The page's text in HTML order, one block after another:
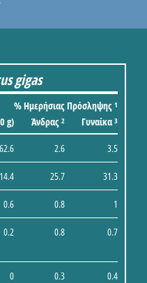
gigas
% Ημερήσιας Πρόσληψης 1
g) Άνδρας 2 Γυναίκα 3
62.6 2.6 3.5
14.4 25.7 31.3
0.6 0.8 1
0.2 0.8 0.7
0 0.3 0.4